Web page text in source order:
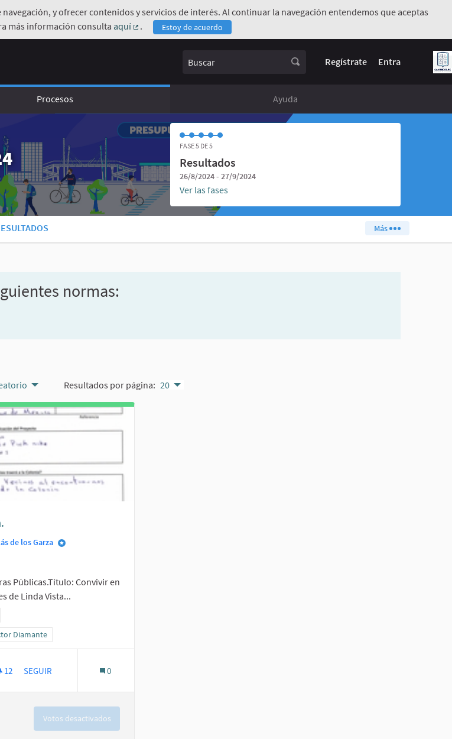
y ofrecer contenidos y servicios de interés. Al continuar la navegación entendemos que aceptas
más información consulta aquí
(Enlace externo)
. Estoy de acuerdo
Buscar Regístrate Entra
Procesos Ayuda
FASE 5 DE 5
Resultados
26/8/2024 - 27/9/2024
Ver las fases
Más
normas:
Resultados por página: 20
de los Garza
Públicas.Título: Convivir en
de Linda Vista...
Secretaría Obras públicas
Bosques de Linda Vista Sector Diamante
Diamante
12 12 SEGUIDORAS
SEGUIR 0
Votos desactivados